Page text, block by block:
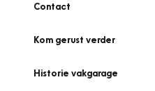
Contact
Kom gerust verder
Historie vakgarage